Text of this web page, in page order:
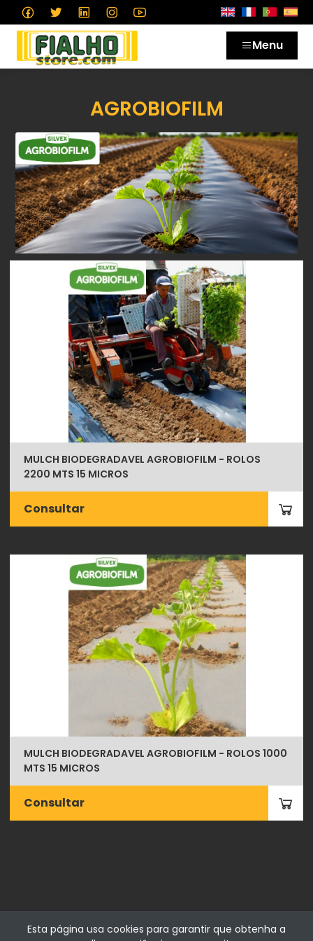
Menu
AGROBIOFILM
MULCH BIODEGRADAVEL AGROBIOFILM - ROLOS
2200 MTS 15 MICROS
Consultar
MULCH BIODEGRADAVEL AGROBIOFILM - ROLOS 1000
MTS 15 MICROS
Consultar
Esta página usa cookies para garantir que obtenha a